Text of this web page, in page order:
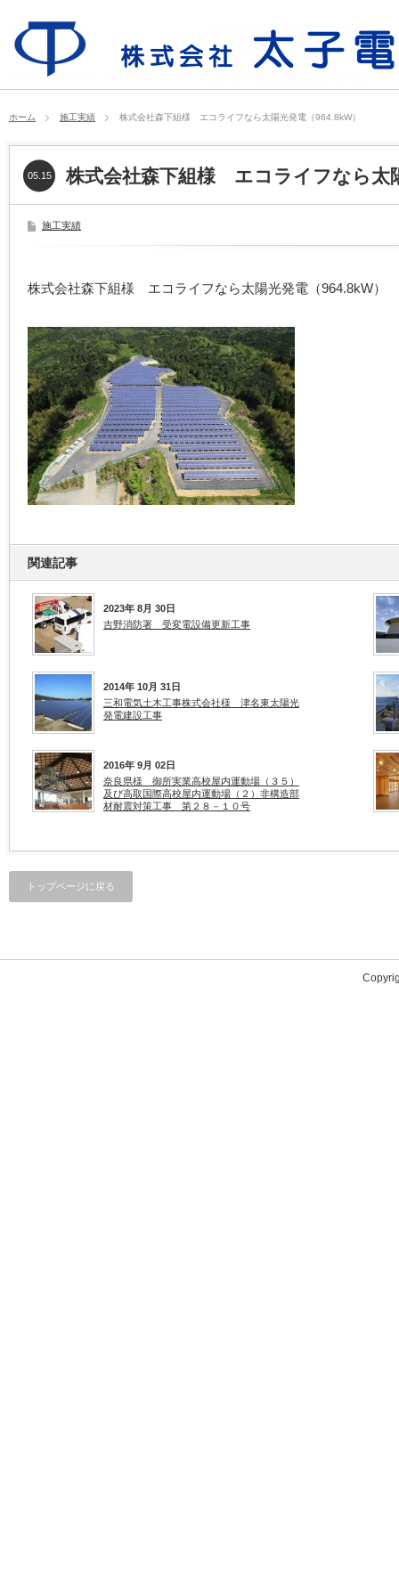
ホーム 施工実績 株式会社森下組様 エコライフなら太陽光発電（964.8kW）
株式会社森下組様 エコライフなら太
05.15
施工実績
株式会社森下組様 エコライフなら太陽光発電（964.8kW）
関連記事
2023年 8月 30日
吉野消防署 受変電設備更新工事
2014年 10月 31日
三和電気土木工事株式会社様 津名東太陽光
発電建設工事
2016年 9月 02日
奈良県様 御所実業高校屋内運動場（３５）
及び高取国際高校屋内運動場（２）非構造部
材耐震対策工事 第２８－１０号
トップページに戻る